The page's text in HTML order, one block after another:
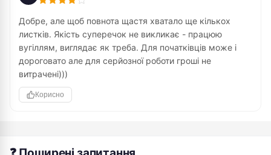
Добре, але щоб повнота щастя хватало ще кількох
листків. Якість суперечок не викликає - працюю
вугіллям, виглядає як треба. Для початківців може і
дороговато але для серйозної роботи гроші не
витрачені)))
Корисно